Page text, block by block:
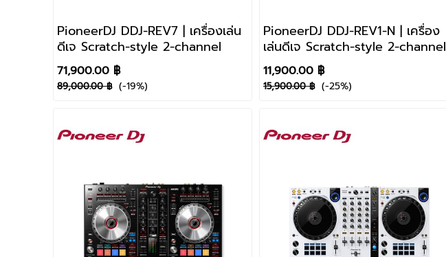
PioneerDJ DDJ-REV7 | เครื่องเล่น
ดีเจ Scratch-style 2-channel
71,900.00 ฿
89,000.00 ฿ (-19%)
PioneerDJ DDJ-REV1-N | เครื่อง
เล่นดีเจ Scratch-style 2-channel
11,900.00 ฿
15,900.00 ฿ (-25%)